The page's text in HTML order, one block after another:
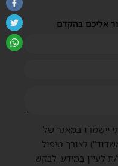
אליכם בהקדם
יישמרו במאגר של
לצורך טיפול
ת לעיין במידע, לבקש